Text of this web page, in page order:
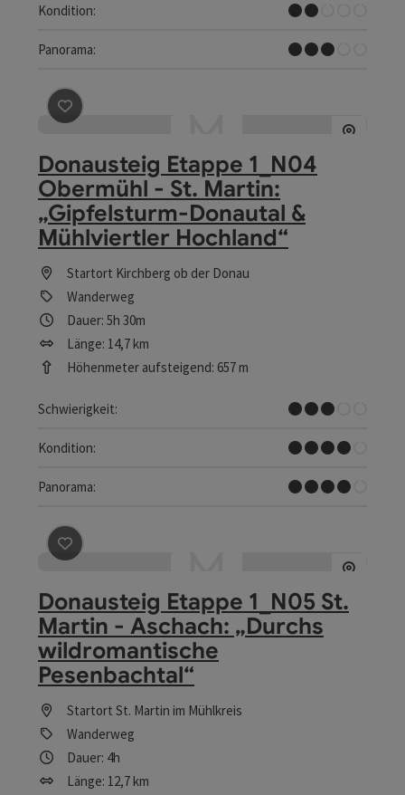
Kondition:
Leicht
Panorama:
Einige Ausblicke
Beitrag merken : Donausteig Etappe 1_N04
Donausteig Etappe 1_N04
Obermühl - St. Martin:
„Gipfelsturm-Donautal &
Mühlviertler Hochland“
Startort Kirchberg ob der Donau
Wanderweg
Dauer: 5h 30m
Länge: 14,7 km
Höhenmeter aufsteigend: 657 m
Schwierigkeit:
Mittel
Kondition:
Schwer
Panorama:
Tolles Panorama
Beitrag merken : Donausteig Etappe 1_N05 St.
Donausteig Etappe 1_N05 St.
Martin - Aschach: „Durchs
wildromantische
Pesenbachtal“
Startort St. Martin im Mühlkreis
Wanderweg
Dauer: 4h
Länge: 12,7 km